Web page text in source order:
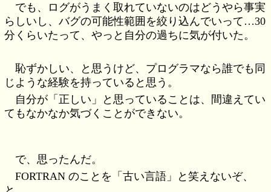
でも、ログがうまく取れていないのはどうやら事実
らしいし、バグの可能性範囲を絞り込んでいって…30
分くらいたって、やっと自分の過ちに気が付いた。
恥ずかしい、と思うけど、プログラマなら誰でも同
じような経験を持っていると思う。
自分が「正しい」と思っていることは、間違えてい
てもなかなか気づくことができない。
で、思ったんだ。
FORTRAN のことを「古い言語」と笑えないぞ、